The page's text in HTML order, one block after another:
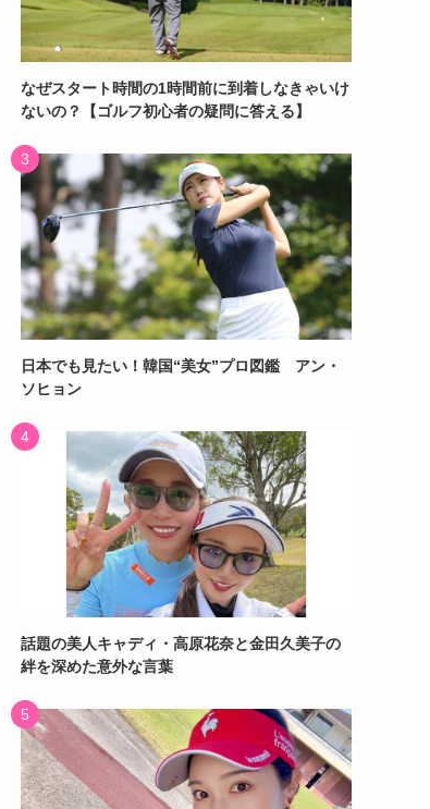
なぜスタート時間の1時間前に到着しなきゃいけ
ないの？【ゴルフ初心者の疑問に答える】
日本でも見たい！韓国“美女”プロ図鑑 アン・
ソヒョン
話題の美人キャディ・高原花奈と金田久美子の
絆を深めた意外な言葉